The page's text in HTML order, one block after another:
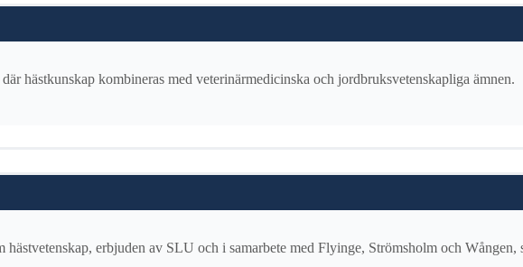
hästkunskap kombineras med veterinärmedicinska och jordbruksvetenskapliga ämnen.
erbjuden av SLU och i samarbete med Flyinge, Strömsholm och Wången,